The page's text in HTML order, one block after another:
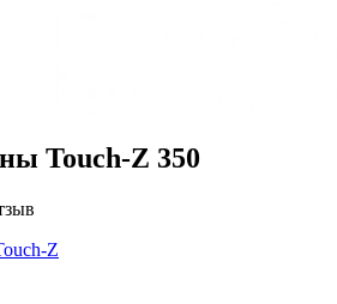
Touch-Z 350
Z